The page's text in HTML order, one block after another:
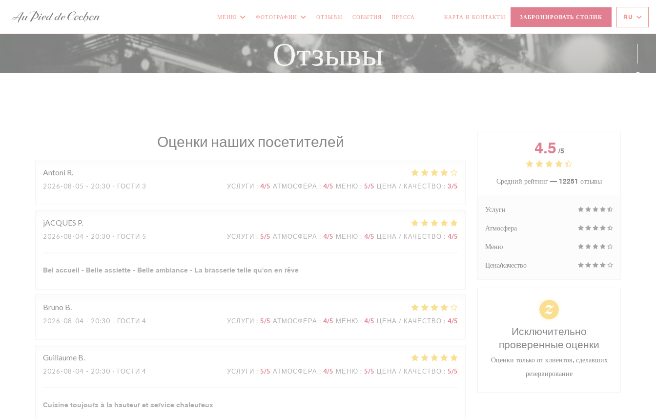
МЕНЮ ФОТОГРАФИИ ОТЗЫВЫ СОБЫТИЯ ПРЕССА КАРТА И КОНТАКТЫ ЗАБРОНИРОВАТЬ СТОЛИК RU
Отзывы
Оценки наших посетителей
Antoni R
2026-08-05 - 20:30 - ГОСТИ 3 УСЛУГИ : 4/5 АТМОСФЕРА : 4/5 МЕНЮ : 5/5 ЦЕНА / КАЧЕСТВО : 3/5
jACQUES P
2026-08-04 - 20:30 - ГОСТИ 5 УСЛУГИ : 5/5 АТМОСФЕРА : 4/5 МЕНЮ : 4/5 ЦЕНА / КАЧЕСТВО : 4/5
Bel accueil - Belle assiette - Belle ambiance - La brasserie telle qu'on en rêve
Bruno B
2026-08-04 - 20:30 - ГОСТИ 4 УСЛУГИ : 5/5 АТМОСФЕРА : 4/5 МЕНЮ : 4/5 ЦЕНА / КАЧЕСТВО : 4/5
Guillaume B
2026-08-04 - 20:30 - ГОСТИ 4 УСЛУГИ : 5/5 АТМОСФЕРА : 4/5 МЕНЮ : 5/5 ЦЕНА / КАЧЕСТВО : 5/5
Cuisine toujours à la hauteur et service chaleureux
4.5 /5
Средний рейтинг — 12251 отзывы
Услуги
Атмосфера
Меню
Цена/качество
Исключительно
проверенные оценки
Оценки только от клиентов, сделавших
резервирование